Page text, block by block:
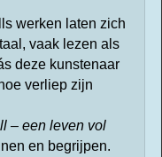
werken laten zich
vaak lezen als
deze kunstenaar
verliep zijn
– een leven vol
en begrijpen.